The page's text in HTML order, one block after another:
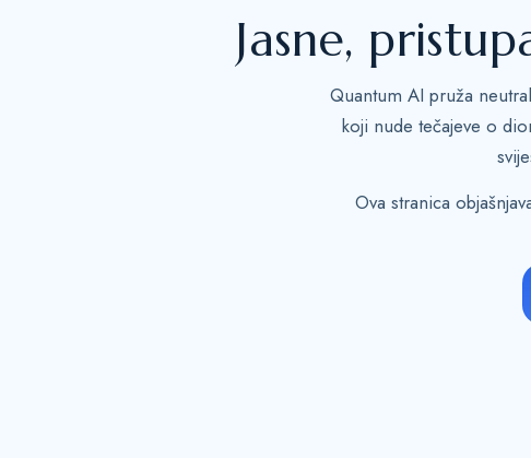
Jasne,
Quantum AI pruža
koji nude tečajeve o
Ova stranica